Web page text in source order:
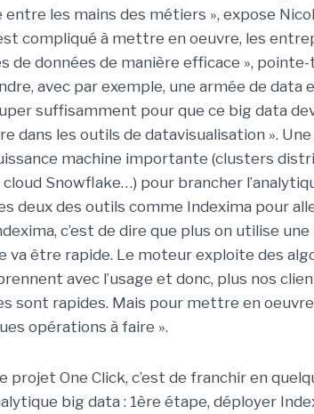
entre les mains des métiers », expose
compliqué à mettre en oeuvre, les
de données de manière efficace »,
avec par exemple, une armée de data
suffisamment pour que ce big data
dans les outils de datavisualisation ».
machine importante (clusters
Snowflake…) pour brancher
deux des outils comme Indexima pour
c’est de dire que plus on utilise
va être rapide. Le moteur exploite des
avec l’usage et donc, plus nos
sont rapides. Mais pour mettre en
opérations à faire ».
projet One Click, c’est de franchir en
big data : 1ère étape, déployer